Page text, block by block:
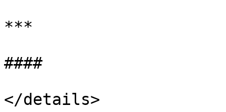
***
####
</details>